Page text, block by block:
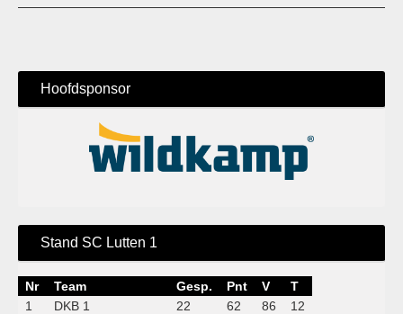
Hoofdsponsor
Stand SC Lutten 1
Nr Team Gesp. Pnt V
T
1
DKB 1 22 62 86
12